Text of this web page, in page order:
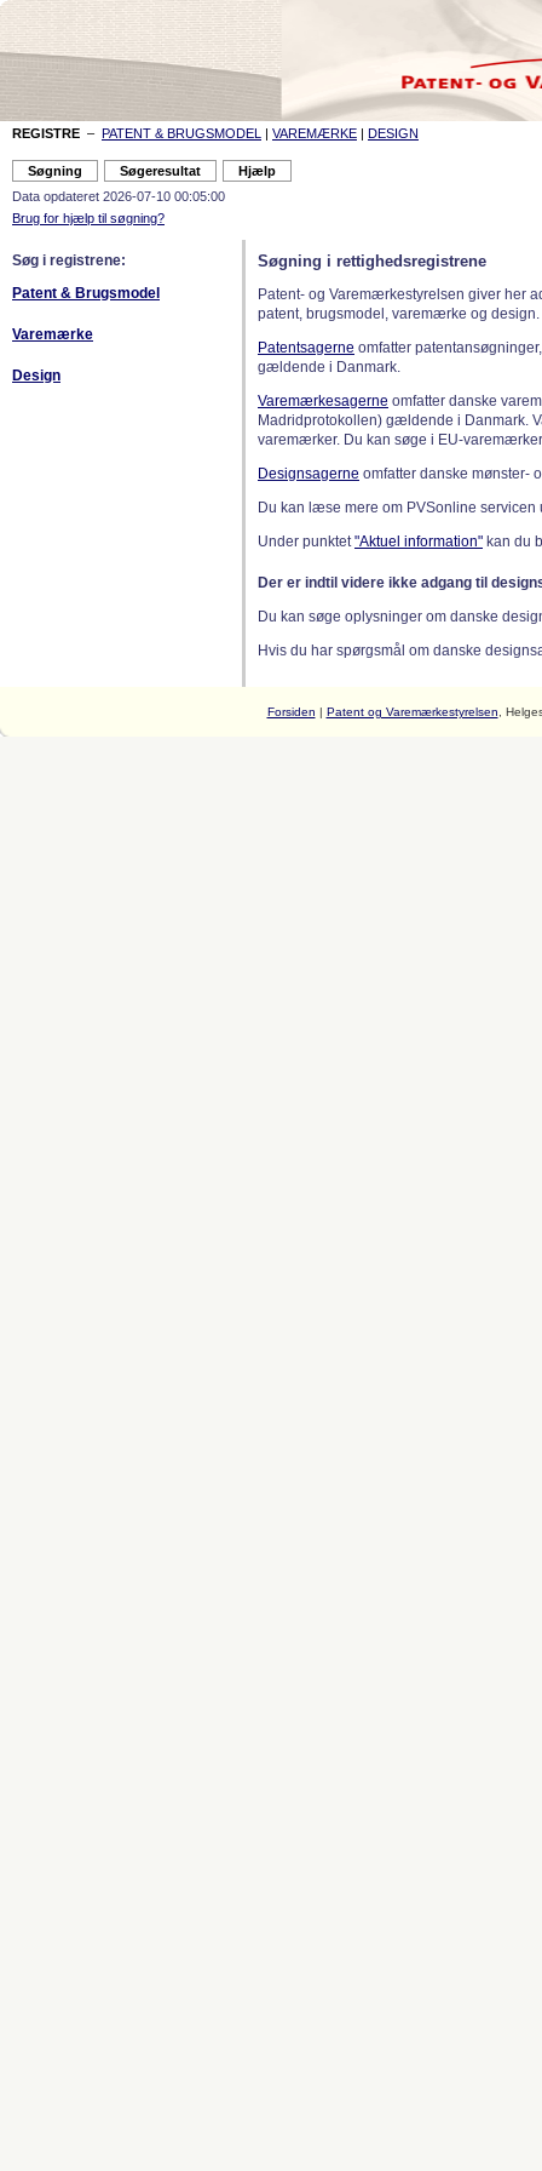
REGISTRE – PATENT & BRUGSMODEL | VAREMÆRKE | DESIGN
Data opdateret 2026-07-10 00:05:00
Brug for hjælp til søgning?
Søg i registrene:
Patent & Brugsmodel
Varemærke
Design
Søgning i rettighedsregistrene
Patent- og Varemærkestyrelsen giver her
patent, brugsmodel, varemærke og design.
Patentsagerne omfatter
gældende i Danmark.
Varemærkesagerne omfatter danske
Madridprotokollen) gældende i Danmark.
varemærker. Du kan søge i EU-
Designsagerne omfatter danske mønster-
Du kan læse mere om PVSonline
Under punktet"Aktuel information" kan du
Der er indtil videre ikke adgang til
Du kan søge oplysninger om danske
Hvis du har spørgsmål om danske
Forsiden | Patent og Varemærkestyrelsen ,